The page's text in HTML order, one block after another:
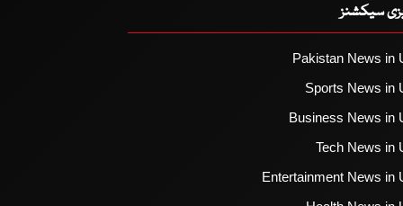
سیکشنز
Pakistan News in
Sports News in
Business News in
Tech News in
Entertainment News in